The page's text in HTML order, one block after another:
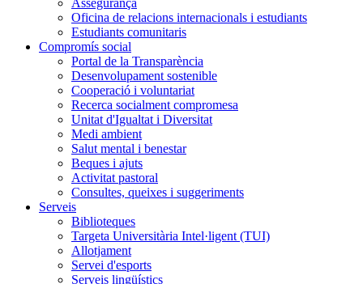
Oficina de relacions internacionals i estudiants
Estudiants comunitaris
Compromís social
Portal de la Transparència
Desenvolupament sostenible
Cooperació i voluntariat
Recerca socialment compromesa
Unitat d'Igualtat i Diversitat
Medi ambient
Salut mental i benestar
Beques i ajuts
Activitat pastoral
Consultes, queixes i suggeriments
Serveis
Biblioteques
Targeta Universitària Intel·ligent (TUI)
Allotjament
Servei d'esports
Serveis lingüístics